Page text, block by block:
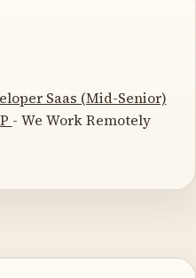
Saas (Mid-Senior)
- We Work Remotely